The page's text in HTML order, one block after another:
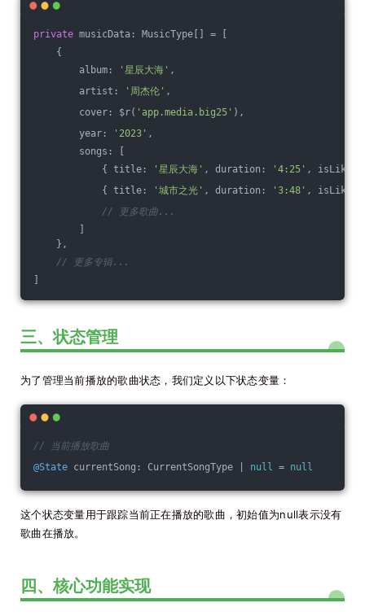
private musicData: MusicType[] = [
{
album:
'星辰大海' ,
artist:
'周杰伦' ,
cover: $r( 'app.media.big25' ),
year:
'2023' ,
songs: [
{ title:
'星辰大海' , duration: '4:25' ,
{ title:
'城市之光' , duration: '3:48' ,
// 更多歌曲...
},
// 更多专辑...
三、状态管理
为了管理当前播放的歌曲状态，我们定义以下状态变量：
// 当前播放歌曲
@State currentSong: CurrentSongType | null = null
这个状态变量用于跟踪当前正在播放的歌曲，初始值为null表示没有
歌曲在播放。
四、核心功能实现